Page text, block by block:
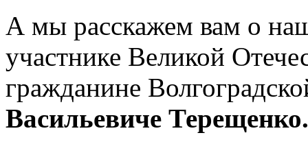
А мы расскажем вам о
участнике Великой
гражданине
Васильевиче Терещенко.